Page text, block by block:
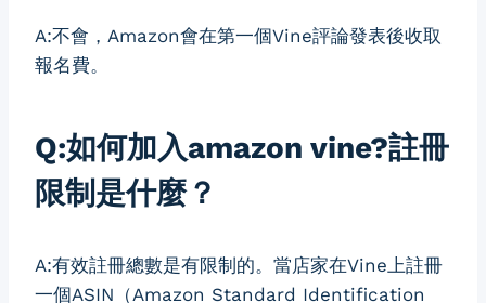
A:不會，Amazon會在第一個Vine評論發表後收取
報名費。
Q:如何加入amazon vine?註冊
限制是什麼？
A:有效註冊總數是有限制的。當店家在Vine上註冊
一個ASIN（Amazon Standard Identification